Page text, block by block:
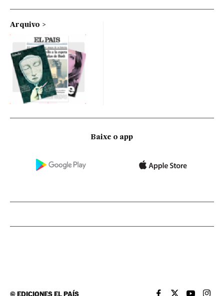
Arquivo
Baixe o app
©EDICIONES EL PAÍS